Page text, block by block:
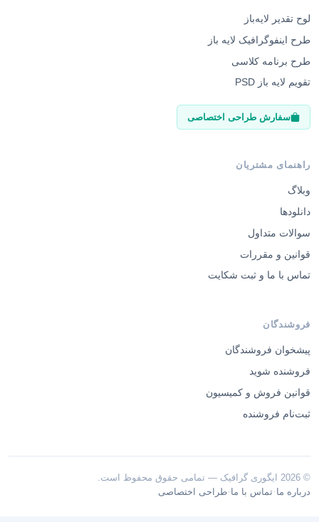
لوح تقدیر لایه‌باز
طرح اینفوگرافیک لایه باز
طرح برنامه کلاسی
تقویم لایه باز PSD
سفارش طراحی اختصاصی
راهنمای مشتریان
وبلاگ
دانلودها
سوالات متداول
قوانین و مقررات
تماس با ما و ثبت شکایت
فروشندگان
پیشخوان فروشندگان
فروشنده شوید
قوانین فروش و کمیسیون
ثبت‌نام فروشنده
© 2026 ایگوری گرافیک — تمامی حقوق محفوظ است.
درباره ما ·تماس با ما ·طراحی اختصاصی